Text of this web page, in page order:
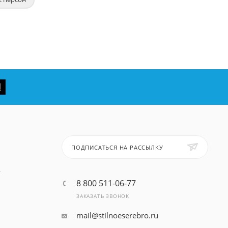
ПОДПИСАТЬСЯ НА РАССЫЛКУ
8 800 511-06-77
ЗАКАЗАТЬ ЗВОНОК
mail@stilnoeserebro.ru